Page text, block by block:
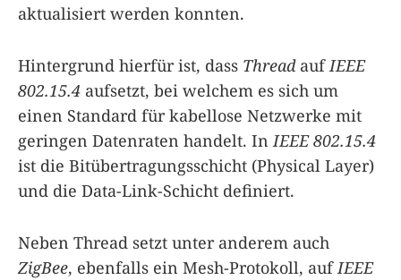
aktualisiert werden konnten.
Hintergrund hierfür ist, dass Threadauf IEEE
802.15.4 aufsetzt, bei welchem es sich um
einen Standard für kabellose Netzwerke mit
geringen Datenraten handelt. In IEEE 802.15.4
ist die Bitübertragungsschicht (Physical Layer)
und die Data-Link-Schicht definiert.
Neben Thread setzt unter anderem auch
ZigBee, ebenfalls ein Mesh-Protokoll, auf IEEE